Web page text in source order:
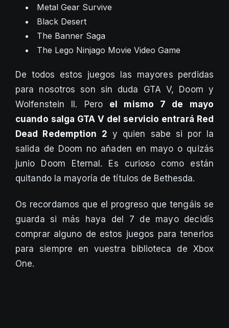
Metal Gear Survive
Black Desert
The Banner Saga
The Lego Ninjago Movie Video Game
De todos estos juegos las mayores perdidas
para nosotros son sin duda GTA V, Doom y
Wolfenstein II. Pero el mismo 7 de mayo
cuando salga GTA V del servicio entrará Red
Dead Redemption 2 y quien sabe si por la
salida de Doom no añaden en mayo o quizás
junio Doom Eternal. Es curioso como están
quitando la mayoría de títulos de Bethesda.
Os recordamos que el progreso que tengáis se
guarda si más haya del 7 de mayo decidís
comprar alguno de estos juegos para tenerlos
para siempre en vuestra biblioteca de Xbox
One.